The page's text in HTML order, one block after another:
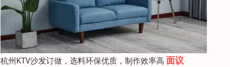
杭州KTV沙发订做，选料环保优质，制作效率高 面议